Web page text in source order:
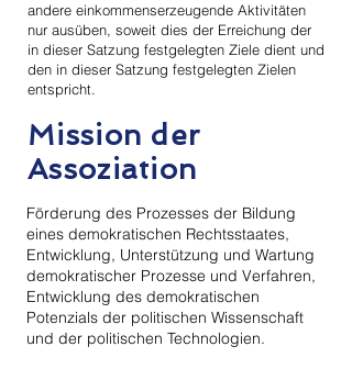
andere einkommenserzeugende Aktivitäten
nur ausüben, soweit dies der Erreichung der
in dieser Satzung festgelegten Ziele dient und
den in dieser Satzung festgelegten Zielen
entspricht.
Mission der
Assoziation
Förderung des Prozesses der Bildung
eines demokratischen Rechtsstaates,
Entwicklung, Unterstützung und Wartung
demokratischer Prozesse und Verfahren,
Entwicklung des demokratischen
Potenzials der politischen Wissenschaft
und der politischen Technologien.